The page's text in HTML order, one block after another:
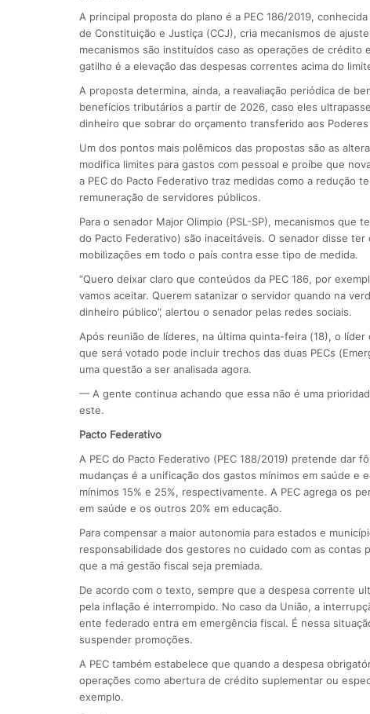
A principal proposta do plano é a PEC 186/2019,
de Constituição e Justiça (CCJ), cria mecanismos de
mecanismos são instituídos caso as operações de
gatilho é a elevação das despesas correntes acima do
A proposta determina, ainda, a reavaliação periódica de
benefícios tributários a partir de 2026, caso eles
dinheiro que sobrar do orçamento transferido aos
Um dos pontos mais polêmicos das propostas são as
modifica limites para gastos com pessoal e proíbe que
a PEC do Pacto Federativo traz medidas como a redução
remuneração de servidores públicos.
Para o senador Major Olimpio (PSL-SP), mecanismos que
do Pacto Federativo) são inaceitáveis. O senador disse
mobilizações em todo o país contra esse tipo de medida.
“Quero deixar claro que conteúdos da PEC 186, por
vamos aceitar. Querem satanizar o servidor quando na
dinheiro público”, alertou o senador pelas redes sociais.
Após reunião de líderes, na última quinta-feira (18), o
que será votado pode incluir trechos das duas PECs
uma questão a ser analisada agora.
— A gente continua achando que essa não é uma
este.
Pacto Federativo
A PEC do Pacto Federativo (PEC 188/2019) pretende dar
mudanças é a unificação dos gastos mínimos em saúde
mínimos 15% e 25%, respectivamente. A PEC agrega os
em saúde e os outros 20% em educação.
Para compensar a maior autonomia para estados e
responsabilidade dos gestores no cuidado com as
que a má gestão fiscal seja premiada.
De acordo com o texto, sempre que a despesa corrente
pela inflação é interrompido. No caso da União, a
ente federado entra em emergência fiscal. É nessa
suspender promoções.
A PEC também estabelece que quando a despesa
operações como abertura de crédito suplementar ou
exemplo.